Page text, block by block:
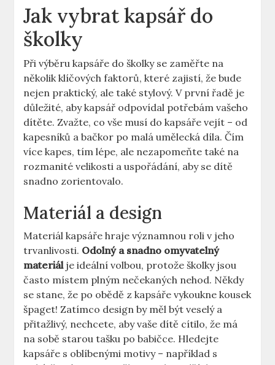
Jak vybrat kapsář do
školky
Při výběru kapsáře do školky se zaměřte na
několik klíčových faktorů, které zajistí, že bude
nejen praktický, ale také stylový. V první řadě je
důležité, aby kapsář odpovídal potřebám vašeho
dítěte. Zvažte, co vše musí do kapsáře vejít – od
kapesníků a bačkor po malá umělecká díla. Čím
více kapes, tím lépe, ale nezapomeňte také na
rozmanité velikosti a uspořádání, aby se dítě
snadno zorientovalo.
Materiál a design
Materiál kapsáře hraje významnou roli v jeho
trvanlivosti. Odolný a snadno omyvatelný
materiálje ideální volbou, protože školky jsou
často místem plným nečekaných nehod. Někdy
se stane, že po obědě z kapsáře vykoukne kousek
špaget! Zatímco design by měl být veselý a
přitažlivý, nechcete, aby vaše dítě cítilo, že má
na sobě starou tašku po babičce. Hledejte
kapsáře s oblíbenými motivy – například s